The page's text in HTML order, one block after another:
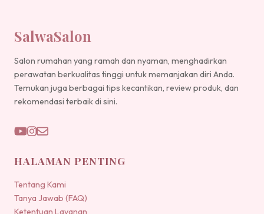
SalwaSalon
Salon rumahan yang ramah dan nyaman, menghadirkan
perawatan berkualitas tinggi untuk memanjakan diri Anda.
Temukan juga berbagai tips kecantikan, review produk, dan
rekomendasi terbaik di sini.
HALAMAN PENTING
Tentang Kami
Tanya Jawab (FAQ)
Ketentuan Layanan